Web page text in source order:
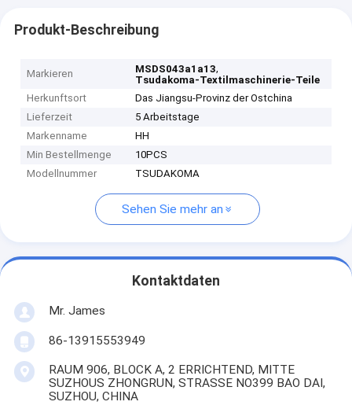
Produkt-Beschreibung
Markieren MSDS043a1a13,
Tsudakoma-Textilmaschinerie-Teile
Herkunftsort
Das Jiangsu-Provinz der Ostchina
Lieferzeit
5 Arbeitstage
Markenname
HH
Min Bestellmenge
10PCS
Modellnummer
TSUDAKOMA
Sehen Sie mehr an
Kontaktdaten
Mr. James
86-13915553949
RAUM 906, BLOCK A, 2 ERRICHTEND, MITTE
SUZHOUS ZHONGRUN, STRASSE NO399 BAO DAI,
SUZHOU, CHINA